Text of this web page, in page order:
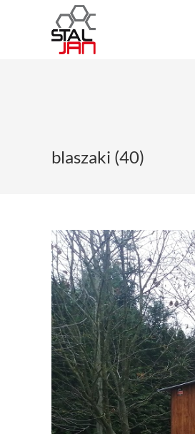
blaszaki (40)